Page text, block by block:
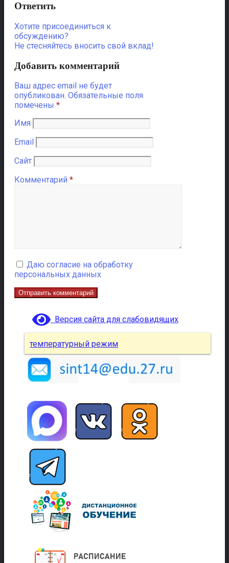
Ответить
Хотите присоединиться к
обсуждению?
Не стесняйтесь вносить свой вклад!
Добавить комментарий
Ваш адрес email не будет
опубликован. Обязательные поля
помечены *
Имя
Email
Сайт
Комментарий *
Даю согласие на обработку
персональных данных
Версия сайта для слабовидящих
температурный режим